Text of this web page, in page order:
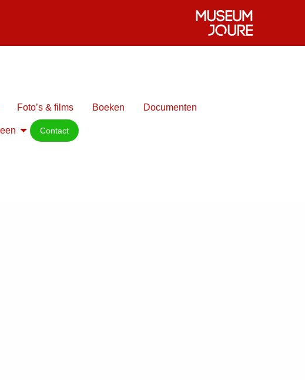
Foto’s & films Boeken Documenten
Contact